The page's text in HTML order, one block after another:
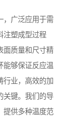
，广泛应用于需
注塑成型过程
面质量和尺寸精
能够保证反应温
行业，高效的加
关键。我们的导
提供多种温度范